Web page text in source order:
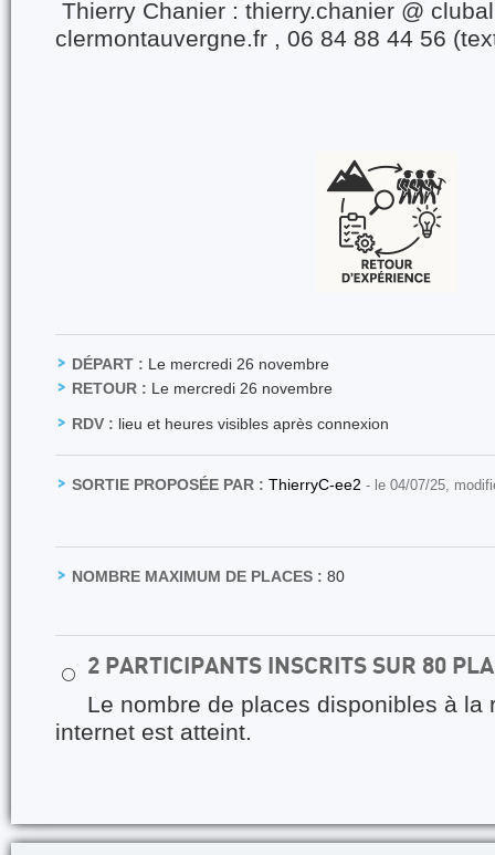
Thierry Chanier : thierry.chanier @
clermontauvergne.fr , 06 84 88 44 56
DÉPART : Le mercredi 26 novembre
RETOUR : Le mercredi 26 novembre
RDV : lieu et heures visibles après connexion
SORTIE PROPOSÉE PAR : ThierryC-ee2 - le 04/07/25,
NOMBRE MAXIMUM DE PLACES : 80
⚪ 2 PARTICIPANTS INSCRITS SUR 80
Le nombre de places disponibles à la
internet est atteint.